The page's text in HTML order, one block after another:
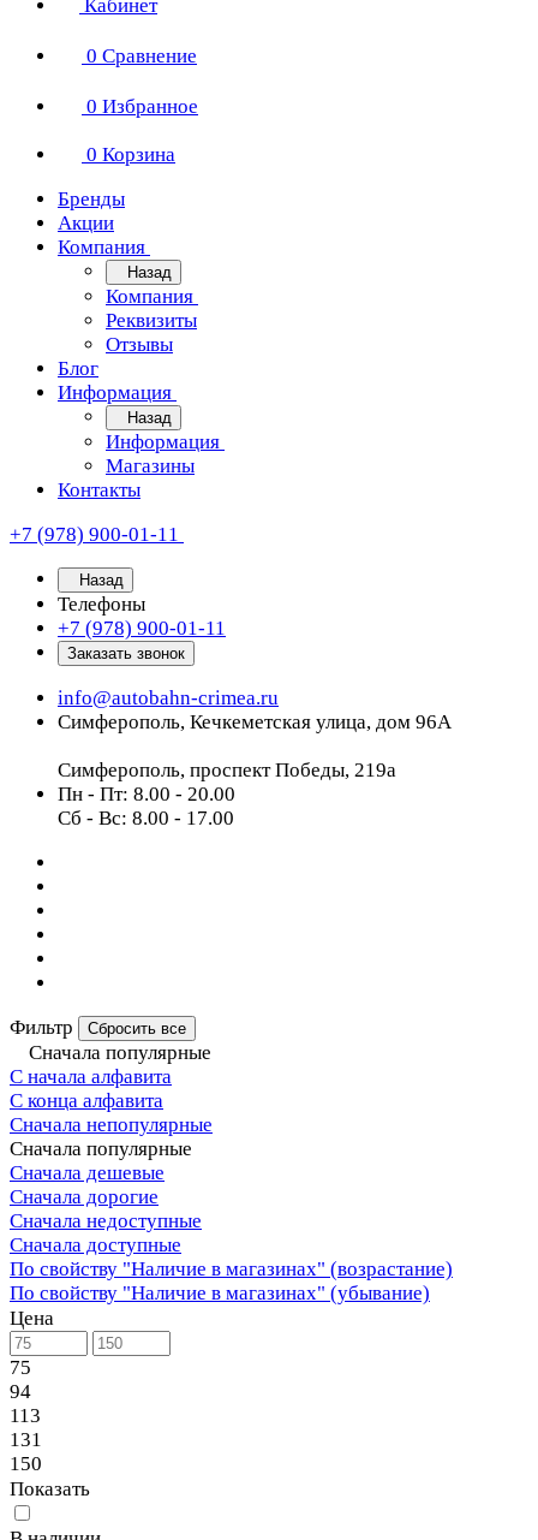
Кабинет
0 Сравнение
0 Избранное
0 Корзина
Бренды
Акции
Компания
Назад
Компания
Реквизиты
Отзывы
Блог
Информация
Назад
Информация
Магазины
Контакты
+7 (978) 900-01-11
Назад
Телефоны
+7 (978) 900-01-11
Заказать звонок
info@autobahn-crimea.ru
Симферополь, Кечкеметская улица, дом 96А
Симферополь, проспект Победы, 219а
Пн - Пт: 8.00 - 20.00
Сб - Вс: 8.00 - 17.00
Фильтр Сбросить все
Сначала популярные
С начала алфавита
С конца алфавита
Сначала непопулярные
Сначала популярные
Сначала дешевые
Сначала дорогие
Сначала недоступные
Сначала доступные
По свойству "Наличие в магазинах" (возрастание)
По свойству "Наличие в магазинах" (убывание)
Цена
75
94
113
131
150
Показать